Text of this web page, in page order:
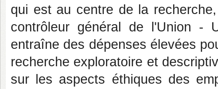
qui est au centre de la
contrôleur général de l'Union -
entraîne des dépenses élevées
recherche exploratoire et
sur les aspects éthiques des